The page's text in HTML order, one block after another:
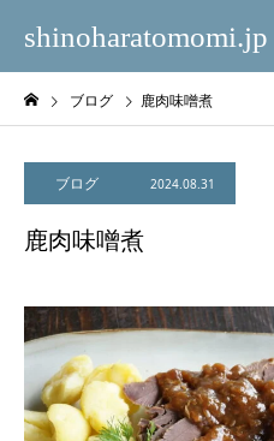
shinoharatomomi.jp
ブログ 鹿肉味噌煮
ブログ 2024.08.31
鹿肉味噌煮